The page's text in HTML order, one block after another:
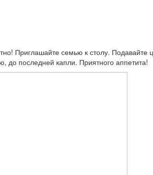
Приглашайте семью к столу. Подавайте
до последней капли. Приятного аппетита!